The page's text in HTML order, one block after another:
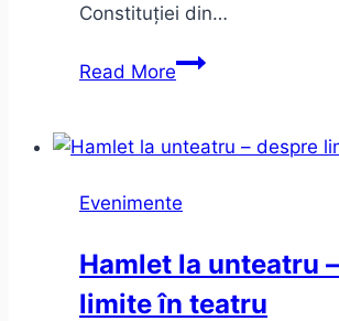
Constituției din…
Read MoreBon
The
la
The
City
Evenimente
Hamlet la unteatru
limite în teatru